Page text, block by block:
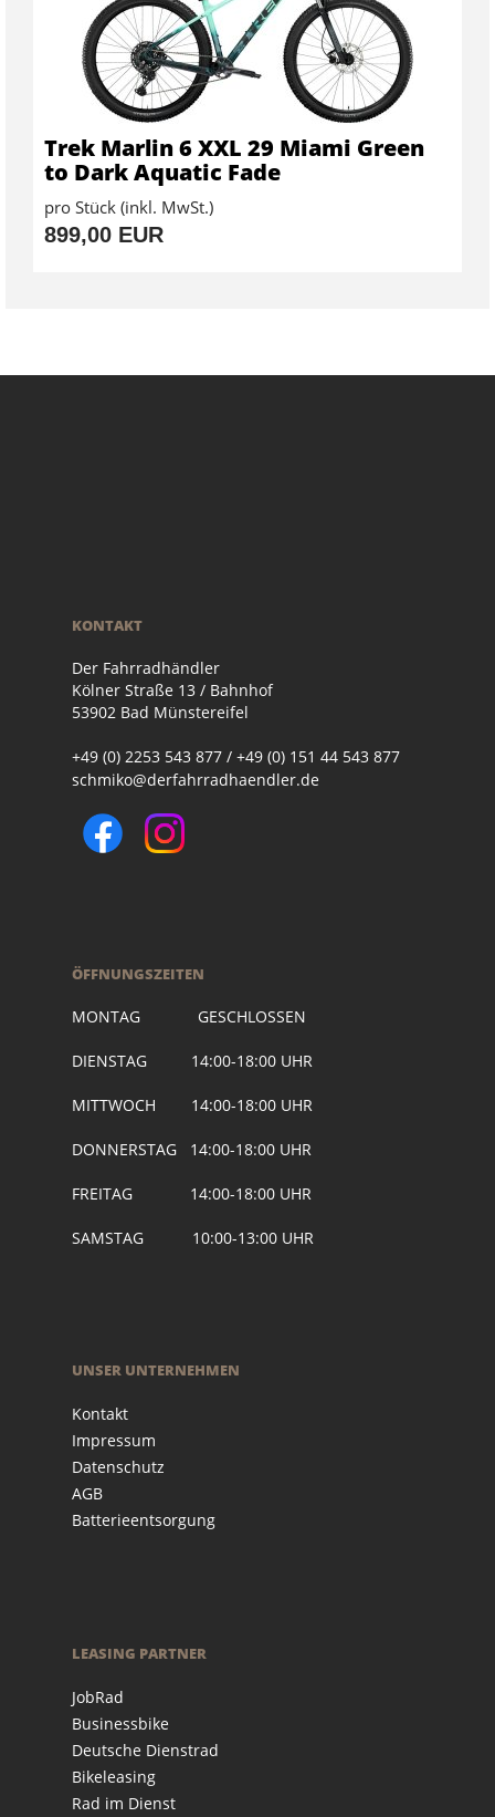
Trek Marlin 6 XXL 29 Miami Green
to Dark Aquatic Fade
pro Stück (inkl. MwSt.)
899,00 EUR
KONTAKT
Der Fahrradhändler
Kölner Straße 13 / Bahnhof
53902 Bad Münstereifel
+49 (0) 2253 543 877 / +49 (0) 151 44 543 877
schmiko@derfahrradhaendler.de
ÖFFNUNGSZEITEN
MONTAG GESCHLOSSEN
DIENSTAG 14:00-18:00 UHR
MITTWOCH 14:00-18:00 UHR
DONNERSTAG 14:00-18:00 UHR
FREITAG 14:00-18:00 UHR
SAMSTAG 10:00-13:00 UHR
UNSER UNTERNEHMEN
Kontakt
Impressum
Datenschutz
AGB
Batterieentsorgung
LEASING PARTNER
JobRad
Businessbike
Deutsche Dienstrad
Bikeleasing
Rad im Dienst